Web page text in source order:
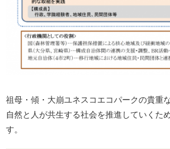
祖母・傾・大崩ユネスコエコパークの貴重
自然と人が共生する社会を推進していくた
す。